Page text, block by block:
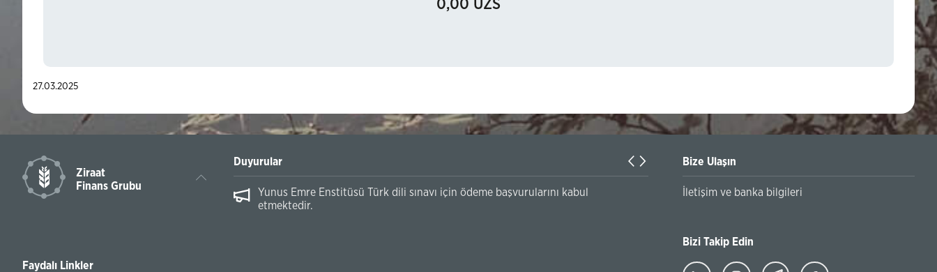
0,00 UZS
27.03.2025
Ziraat
Finans Grubu
Duyurular
Yunus Emre Enstitüsü Türk dili sınavı için ödeme başvurularını kabul
etmektedir.
Turkiyaning Anadolu universitetida ta’lim oladigan
Faydalı Linkler
Bize Ulaşın
İletişim ve banka bilgileri
Bizi Takip Edin